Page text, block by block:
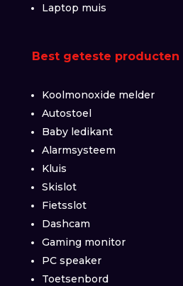
Laptop muis
Best geteste producten
Koolmonoxide melder
Autostoel
Baby ledikant
Alarmsysteem
Kluis
Skislot
Fietsslot
Dashcam
Gaming monitor
PC speaker
Toetsenbord